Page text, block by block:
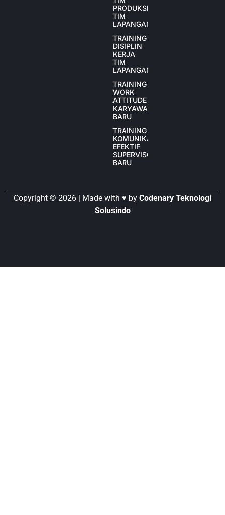
PRODUKSI
TIM
LAPANGAN
TRAINING
DISIPLIN
KERJA
TIM
LAPANGAN
TRAINING
WORK
ATTITUDE
KARYAWAN
BARU
TRAINING
KOMUNIKASI
EFEKTIF
SUPERVISOR
BARU
Copyright © 2026 | Made with ♥ by Codenary Teknologi
Solusindo